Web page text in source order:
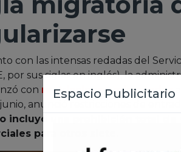
con las intensas redadas del
por sus siglas en inglés), la
con restricciones migratoriasa
anunció restricciones de
incluyó una prohibición total de
para otros siete.